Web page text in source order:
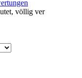
völlig ver